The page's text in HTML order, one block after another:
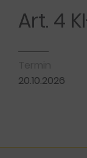
Art. 4
20.10.2026